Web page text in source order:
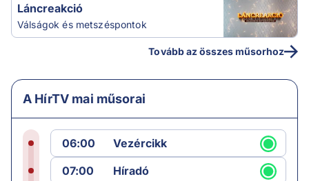
Láncreakció
Válságok és metszéspontok
Tovább az összes műsorhoz
A HírTV mai műsorai
06:00
Vezércikk
07:00
Híradó